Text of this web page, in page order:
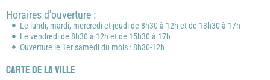
Horaires d’ouverture :
Le lundi, mardi, mercredi et jeudi de 8h30 à 12h et de 13h30 à 17h
Le vendredi de 8h30 à 12h et de 15h30 à 17h
Ouverture le 1er samedi du mois : 8h30-12h
Carte de la ville